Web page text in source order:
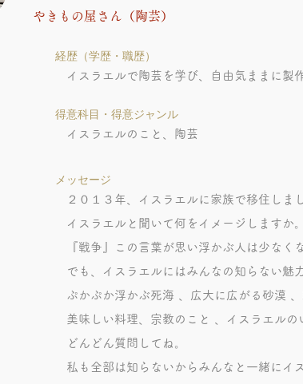
やきもの屋さん（陶芸）
​経歴（学歴・職歴）
イスラエルで陶芸を学び、自由気ままに製
得意科目・得意ジャンル
イスラエルのこと、陶芸
メッセージ
２０１３年、イスラエルに家族で移住
イスラエルと聞いて何をイメージしま
『戦争』この言葉が思い浮かぶ人は少
でも、イスラエルにはみんなの知らない魅
ぷかぷか浮かぶ死海 、広大に広がる砂漠 、
美味しい料理、宗教のこと 、イスラエルの
どんどん質問してね。
私も全部は知らないからみんなと一緒にイ